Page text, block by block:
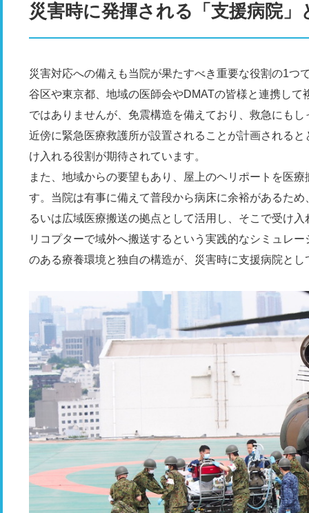
災害時に発揮される「支援病院」
災害対応への備えも当院が果たすべき重要な役割の1つ
谷区や東京都、地域の医師会やDMATの皆様と連携し
ではありませんが、免震構造を備えており、救急にも
近傍に緊急医療救護所が設置されることが計画される
け入れる役割が期待されています。
また、地域からの要望もあり、屋上のヘリポートを医
す。当院は有事に備えて普段から病床に余裕があるた
るいは広域医療搬送の拠点として活用し、そこで受け
リコプターで域外へ搬送するという実践的なシミュレ
のある療養環境と独自の構造が、災害時に支援病院と